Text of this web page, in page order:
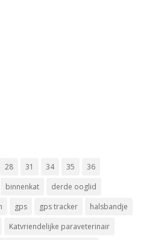
28 31 34 35
36
binnenkat
derde ooglid
gps gps tracker
halsbandje
Katvriendelijke paraveterinair